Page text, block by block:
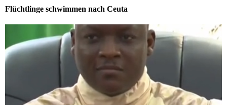
Flüchtlinge schwimmen nach Ceuta